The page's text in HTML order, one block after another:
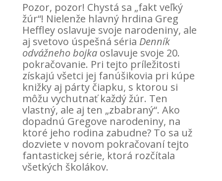
Pozor, pozor! Chystá sa „fakt veľký
žúr“! Nielenže hlavný hrdina Greg
Heffley oslavuje svoje narodeniny, ale
aj svetovo úspešná séria Denník
odvážneho bojkaoslavuje svoje 20.
pokračovanie. Pri tejto príležitosti
získajú všetci jej fanúšikovia pri kúpe
knižky aj párty čiapku, s ktorou si
môžu vychutnať každý žúr. Ten
vlastný, ale aj ten „zbabraný“. Ako
dopadnú Gregove narodeniny, na
ktoré jeho rodina zabudne? To sa už
dozviete v novom pokračovaní tejto
fantastickej série, ktorá rozčítala
všetkých školákov.